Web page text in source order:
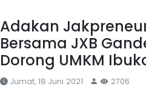
Adakan
Bersama JXB
Dorong UMKM
Jumat, 18 Juni 2021 2706